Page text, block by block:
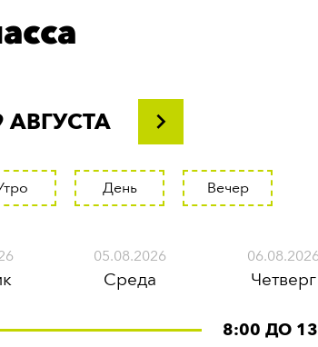
АВГУСТА
День Вечер
05.08.2026
Среда
06.08.2026
Четверг
8:00 ДО